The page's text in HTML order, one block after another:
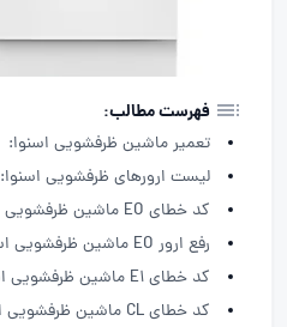
فهرست مطالب:
تعمیر ماشین ظرفشویی اسنوا:
لیست ارورهای ظرفشویی اسنوا:
کد خطای EO ماشین ظرفشویی اسنوا
رفع ارور EO ماشین ظرفشویی اسنوا :
کد خطای E1 ماشین ظرفشویی اسنوا
کد خطای CL ماشین ظرفشویی اسنوا